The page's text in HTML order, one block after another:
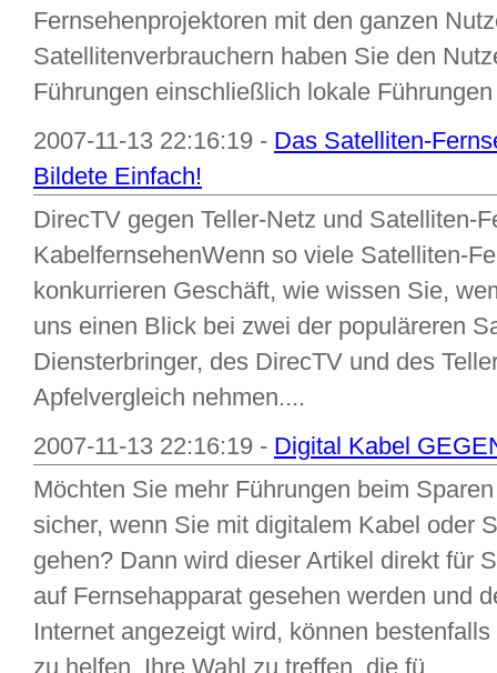
Fernsehenprojektoren mit den ganzen
Satellitenverbrauchern haben Sie den
Führungen einschließlich lokale
2007-11-13 22:16:19 - Das Satelliten-
Bildete Einfach!
DirecTV gegen Teller-Netz und Satelliten-
KabelfernsehenWenn so viele Satelliten-
konkurrieren Geschäft, wie wissen Sie,
uns einen Blick bei zwei der populäreren
Diensterbringer, des DirecTV und des
Apfelvergleich nehmen....
2007-11-13 22:16:19 - Digital Kabel
Möchten Sie mehr Führungen beim
sicher, wenn Sie mit digitalem Kabel oder
gehen? Dann wird dieser Artikel direkt für
auf Fernsehapparat gesehen werden und
Internet angezeigt wird, können
zu helfen, Ihre Wahl zu treffen, die fü...